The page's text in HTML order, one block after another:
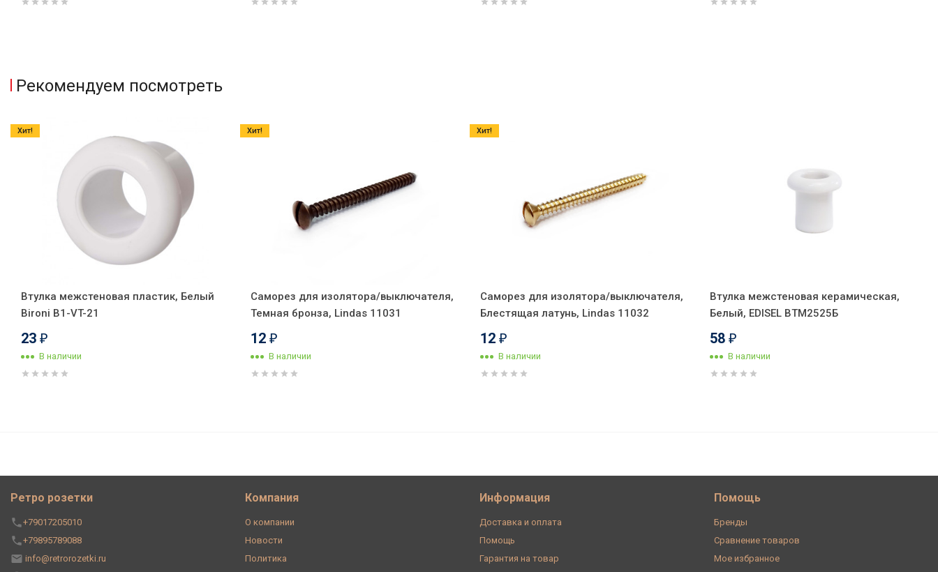
Рекомендуем посмотреть
Втулка межстеновая пластик, Белый
Bironi B1-VT-21
23 ₽
В наличии
Хит!
Саморез для изолятора/выключателя,
Темная бронза, Lindas 11031
12 ₽
В наличии
Хит!
Саморез для изолятора/выключателя,
Блестящая латунь, Lindas 11032
12 ₽
В наличии
Хит!
Втулка межстеновая керамическая,
Белый, EDISEL ВТМ2525Б
58 ₽
В наличии
Ретро розетки
+79017205010
+79895789088
info@retrorozetki.ru
Компания
О компании
Новости
Политика
Информация
Доставка и оплата
Помощь
Гарантия на товар
Помощь
Бренды
Сравнение товаров
Мое избранное